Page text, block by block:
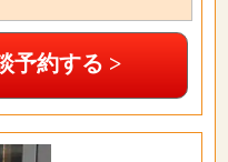
予約する >